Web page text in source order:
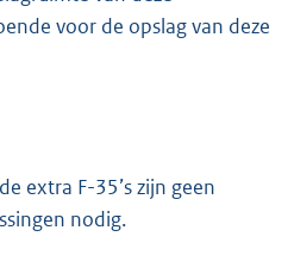
voor de opslag van deze
extra F-35’s zijn geen
nodig.